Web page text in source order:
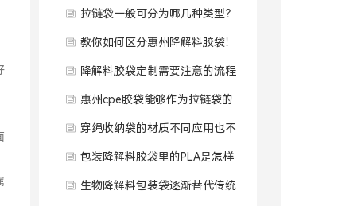
点？
拉链袋一般可分为哪几种类型？
教你如何区分惠州降解料胶袋！
降解料胶袋定制需要注意的流程
惠州cpe胶袋能够作为拉链袋的
优势
穿绳收纳袋的材质不同应用也不
同
包装降解料胶袋里的PLA是怎样
制取的？
生物降解料包装袋逐渐替代传统